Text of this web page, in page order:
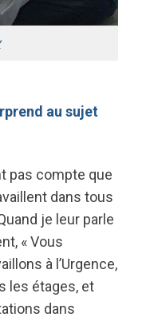
au sujet
pas compte que
dans tous
je leur parle
« Vous
à l’Urgence,
les étages, et
dans